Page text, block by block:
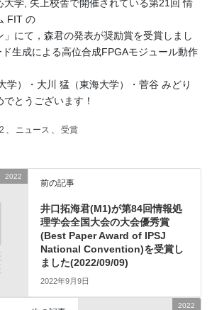
学, 矢上校舎で開催されている第21回 情
FIT の
」にて，森君の発表が奨励賞を受賞しまし
生成による高位合成FPGAモジュール動作
）・大川 猛（東海大学）・菅谷 みどり
でとうございます！
、 ニュース 、 受賞
2022
前の記事
井口拓海君(M1)が第84回情報処
理学会全国大会の大会優秀賞
(Best Paper Award of IPSJ
National Convention)を受賞し
ました(2022/09/09)
2022年9月9日
2022